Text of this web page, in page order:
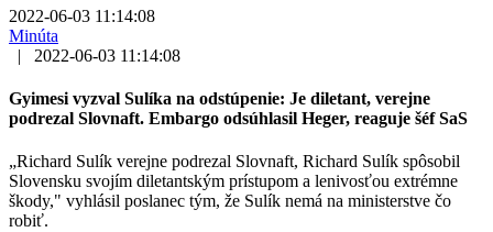
2022-06-03 11:14:08
Minúta
|
2022-06-03 11:14:08
Gyimesi vyzval Sulíka na odstúpenie: Je diletant, verejne
podrezal Slovnaft. Embargo odsúhlasil Heger, reaguje šéf SaS
„Richard Sulík verejne podrezal Slovnaft, Richard Sulík spôsobil
Slovensku svojím diletantským prístupom a lenivosťou extrémne
škody," vyhlásil poslanec tým, že Sulík nemá na ministerstve čo
robiť.